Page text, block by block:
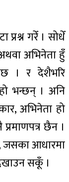
प्रश्न गरेँ । सोधेँ
अभिनेता हुँ
। र देशैभरि
भन्छन् । अनि
अभिनेता हो
छैन ।
जसका आधारमा
सकूँ ।